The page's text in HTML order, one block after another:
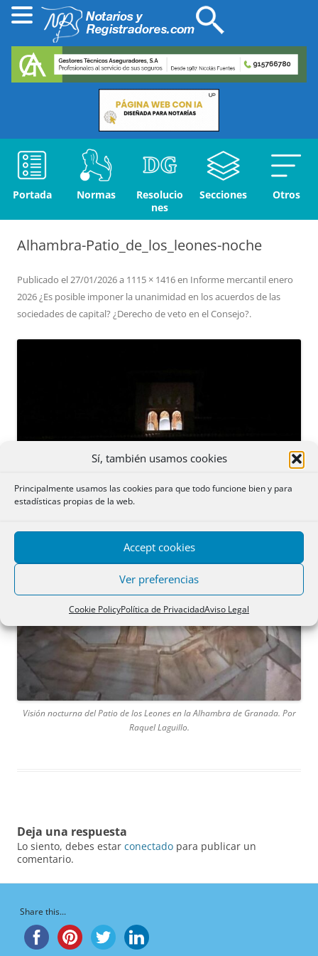
Sí, también usamos cookies
Principalmente usamos las cookies para que todo funcione bien y para
estadísticas propias de la web.
Accept cookies
Ver preferencias
Cookie PolicyPolítica de PrivacidadAviso Legal
Portada Normas
Resolucio
nes
Secciones Otros
Alhambra-Patio_de_los_leones-noche
Publicado el27/01/2026a 1115 × 1416en Informe mercantil enero
2026 ¿Es posible imponer la unanimidad en los acuerdos de las
sociedades de capital? ¿Derecho de veto en el Consejo?.
Visión nocturna del Patio de los Leones en la Alhambra de Granada. Por
Raquel Laguillo.
Deja una respuesta
Lo siento, debes estar conectado para publicar un
comentario.
Share this...